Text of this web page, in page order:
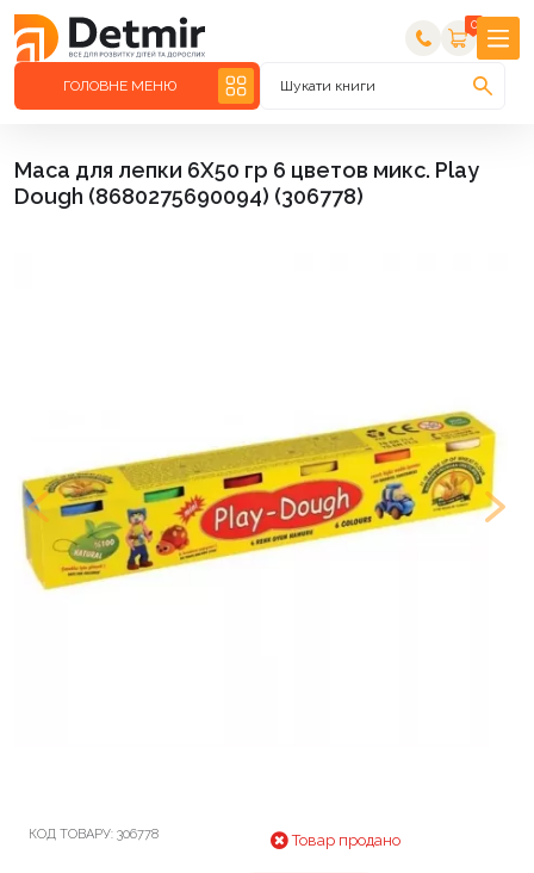
0
ГОЛОВНЕ МЕНЮ Шукати книги
Маса для лепки 6X50 гр 6 цветов микс. Play
Dough (8680275690094) (306778)
КОД ТОВАРУ: 306778 Товар продано